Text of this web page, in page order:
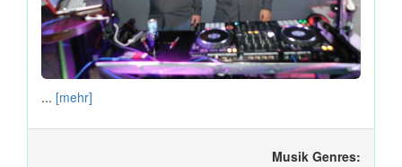
... [mehr]
Musik Genres: